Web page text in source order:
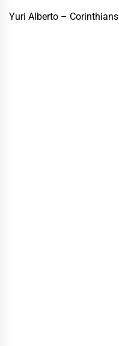
Yuri Alberto – Corinthians